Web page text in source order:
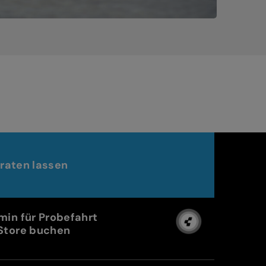
lassen
für Probefahrt
buchen